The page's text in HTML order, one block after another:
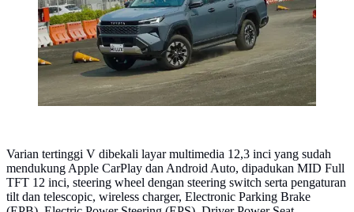
Varian tertinggi V dibekali layar multimedia 12,3 inci yang sudah
mendukung Apple CarPlay dan Android Auto, dipadukan MID Full
TFT 12 inci, steering wheel dengan steering switch serta pengaturan
tilt dan telescopic, wireless charger, Electronic Parking Brake